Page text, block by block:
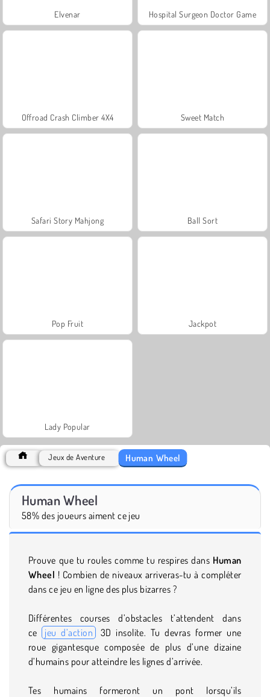
Elvenar Hospital Surgeon Doctor Game
Offroad Crash Climber 4X4 Sweet Match
Safari Story Mahjong Ball Sort
Pop Fruit Jackpot
Lady Popular
Jeux de Aventure Human Wheel
Human Wheel
58% des joueurs aiment ce jeu
Prouve que tu roules comme tu respires dans Human
Wheel ! Combien de niveaux arriveras-tu à compléter
dans ce jeu en ligne des plus bizarres ?
Différentes courses d’obstacles t’attendent dans
ce jeu d’action
3D insolite. Tu devras former une
roue gigantesque composée de plus d’une dizaine
d’humains pour atteindre les lignes d’arrivée.
Tes humains formeront un pont lorsqu’ils